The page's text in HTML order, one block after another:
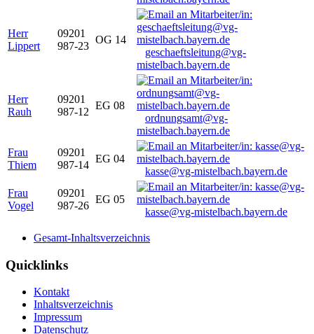
Herr
Lippert
09201
987-23
OG 14
geschaeftsleitung@vg-
mistelbach.bayern.de
Herr
Rauh
09201
987-12
EG 08
ordnungsamt@vg-
mistelbach.bayern.de
Frau
Thiem
09201
987-14
EG 04
kasse@vg-mistelbach.bayern.de
Frau
Vogel
09201
987-26
EG 05
kasse@vg-mistelbach.bayern.de
Gesamt-Inhaltsverzeichnis
Quicklinks
Kontakt
Inhaltsverzeichnis
Impressum
Datenschutz